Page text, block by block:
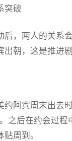
突破
后，两人的关系
出朝，这是推进
约阿宾周末出去
之后在约会过程
周到。